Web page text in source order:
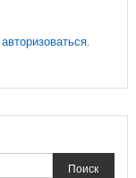
авторизоваться.
Поиск